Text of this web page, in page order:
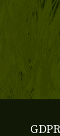
GDPR